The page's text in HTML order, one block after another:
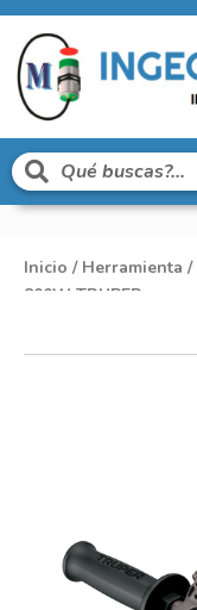
Inicio / Herramienta /
800W TRUPER